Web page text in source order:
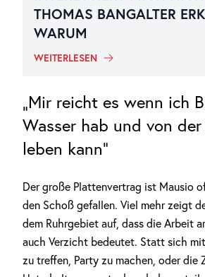
THOMAS BANGALTER
WARUM
WEITERLESEN
„Mir reicht es wenn ich
Wasser hab und von
leben kann“
Der große Plattenvertrag ist Mausio
den Schoß gefallen. Viel mehr zeigt
dem Ruhrgebiet auf, dass die Arbeit
auch Verzicht bedeutet. Statt sich
zu treffen, Party zu machen, oder die